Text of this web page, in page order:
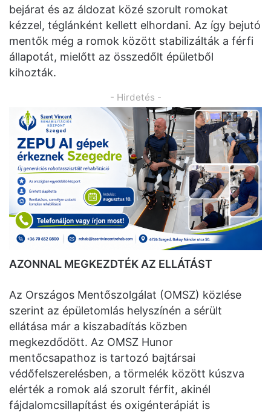
bejárat és az áldozat közé szorult romokat
kézzel, téglánként kellett elhordani. Az így bejutó
mentők még a romok között stabilizálták a férfi
állapotát, mielőtt az összedőlt épületből
kihozták.
- Hirdetés -
AZONNAL MEGKEZDTÉK AZ ELLÁTÁST
Az Országos Mentőszolgálat (OMSZ) közlése
szerint az épületomlás helyszínén a sérült
ellátása már a kiszabadítás közben
megkezdődött. Az OMSZ Hunor
mentőcsapathoz is tartozó bajtársai
védőfelszerelésben, a törmelék között kúszva
elérték a romok alá szorult férfit, akinél
fájdalomcsillapítást és oxigénterápiát is